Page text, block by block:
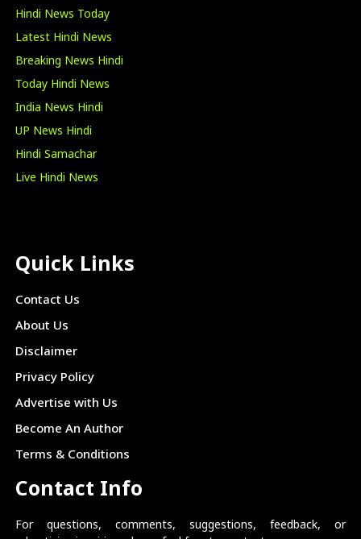
Hindi News Today
Latest Hindi News
Breaking News Hindi
Today Hindi News
India News Hindi
UP News Hindi
Hindi Samachar
Live Hindi News
Quick Links
Contact Us
About Us
Disclaimer
Privacy Policy
Advertise with Us
Become An Author
Terms & Conditions
Contact Info
For questions, comments, suggestions, feedback, or